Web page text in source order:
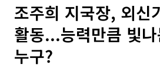
조주희 지국장, 외신
활동...능력만큼 빛
누구?